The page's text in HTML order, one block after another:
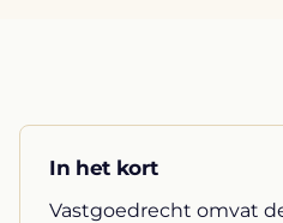
In het kort
Vastgoedrecht omvat